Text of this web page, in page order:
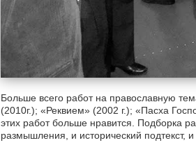
Больше всего работ на православную
(2010г.); «Реквием» (2002 г.); «Пасха
этих работ больше нравится. Подборка
размышления, и исторический подтекст,